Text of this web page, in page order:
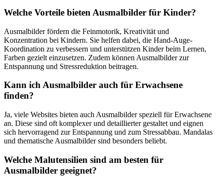
Welche Vorteile bieten Ausmalbilder für Kinder?
Ausmalbilder fördern die Feinmotorik, Kreativität und
Konzentration bei Kindern. Sie helfen dabei, die Hand-Auge-
Koordination zu verbessern und unterstützen Kinder beim Lernen,
Farben gezielt einzusetzen. Zudem können Ausmalbilder zur
Entspannung und Stressreduktion beitragen.
Kann ich Ausmalbilder auch für Erwachsene
finden?
Ja, viele Websites bieten auch Ausmalbilder speziell für Erwachsene
an. Diese sind oft komplexer und detaillierter gestaltet und eignen
sich hervorragend zur Entspannung und zum Stressabbau. Mandalas
und thematische Ausmalbilder sind besonders beliebt​.
Welche Malutensilien sind am besten für
Ausmalbilder geeignet?